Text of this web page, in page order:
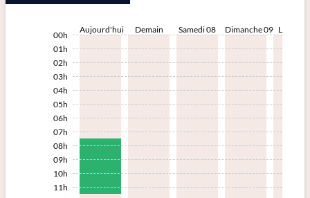
00h
01h
02h
03h
04h
05h
06h
07h
08h
09h
10h
11h
Aujourd'hui Demain Samedi 08 Dimanche 09 Lundi 10